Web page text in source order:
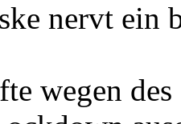
nervt ein
wegen